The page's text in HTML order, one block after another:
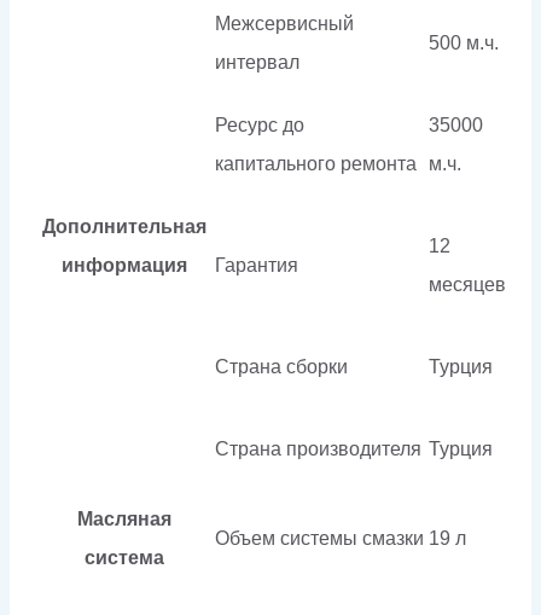
Дополнительная
информация
Межсервисный
интервал
500 м.ч.
Ресурс до
капитального ремонта
35000
м.ч.
Гарантия
12
месяцев
Страна сборки Турция
Страна производителя Турция
Масляная
система
Объем системы смазки 19 л